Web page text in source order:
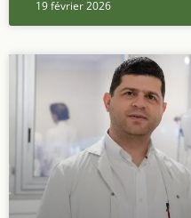
19 février 2026